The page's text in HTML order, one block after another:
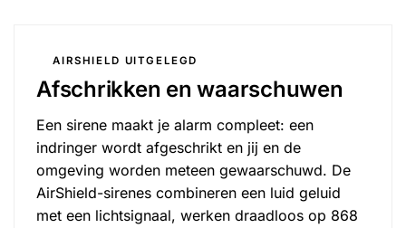
AIRSHIELD UITGELEGD
Afschrikken en waarschuwen
Een sirene maakt je alarm compleet: een
indringer wordt afgeschrikt en jij en de
omgeving worden meteen gewaarschuwd. De
AirShield-sirenes combineren een luid geluid
met een lichtsignaal, werken draadloos op 868